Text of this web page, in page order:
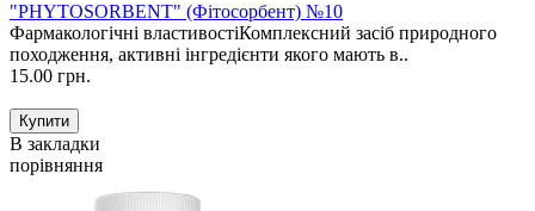
"PHYTOSORBENT" (Фітосорбент) №10
Фармакологічні властивостіКомплексний засіб природного
походження, активні інгредієнти якого мають в..
15.00 грн.
В закладки
порівняння